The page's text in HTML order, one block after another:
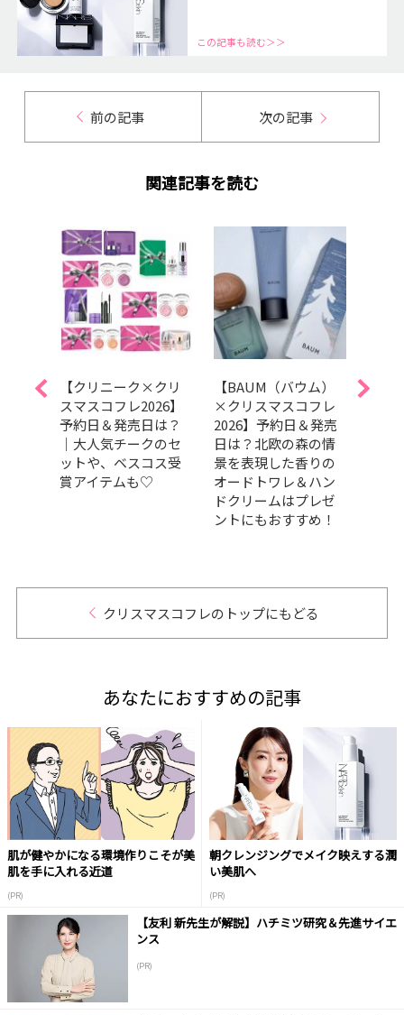
この記事も読む＞＞
前の記事 次の記事
関連記事を読む
【クリニーク×クリ
スマスコフレ2026】
予約日＆発売日は？
｜大人気チークのセ
ットや、ベスコス受
賞アイテムも♡
【BAUM（バウム）
×クリスマスコフレ
2026】予約日＆発売
日は？北欧の森の情
景を表現した香りの
オードトワレ＆ハン
ドクリームはプレゼ
ントにもおすすめ！
【エ
クリスマスコフレのトップにもどる
あなたにおすすめの記事
肌が健やかになる環境作りこそが美
肌を手に入れる近道
(PR)
朝クレンジングでメイク映えする潤
い美肌へ
(PR)
【友利 新先生が解説】ハチミツ研究＆先進サイエ
ンス
(PR)